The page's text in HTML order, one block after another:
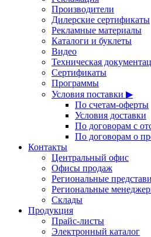
Производители
Дилерские сертификаты
Рекламные материалы
Каталоги и буклеты
Видео
Техническая
Сертификаты
Программы
Условия поставки ▶
По счетам-оферты
Условия доставки
По договорам с
По договорам о
Контакты
Центральный офис
Офисы продаж
Региональные
Региональные
Склады
Продукция
Прайс-листы
Электронный каталог